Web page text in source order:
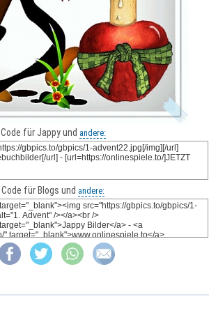
Code für Jappy und andere:
Code für Blogs und andere: